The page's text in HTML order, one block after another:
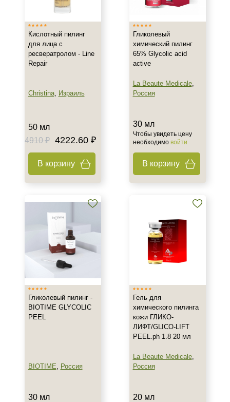
Для женщин
Процедура
Кислотный пилинг
для лица с
ресвератролом - Line
Repair
Christina, Израиль
50 мл
4910 ₽ 4222.60 ₽
В корзину
Гликолевый
химический пилинг
65% Glycolic acid
active
La Beaute Medicale,
Россия
30 мл
Чтобы увидеть цену
необходимо войти
В корзину
Гликолевый пилинг -
BIOTIME GLYCOLIC
PEEL
BIOTIME, Россия
30 мл
Гель для
химического пилинга
кожи ГЛИКО-
ЛИФТ/GLICO-LIFT
PEEL.ph 1.8 20 мл
La Beaute Medicale,
Россия
20 мл